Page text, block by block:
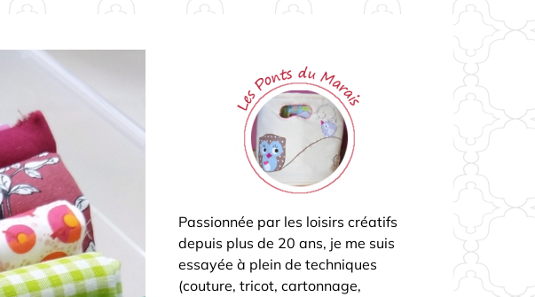
Passionnée par les loisirs créatifs
depuis plus de 20 ans, je me suis
essayée à plein de techniques
(couture, tricot, cartonnage,